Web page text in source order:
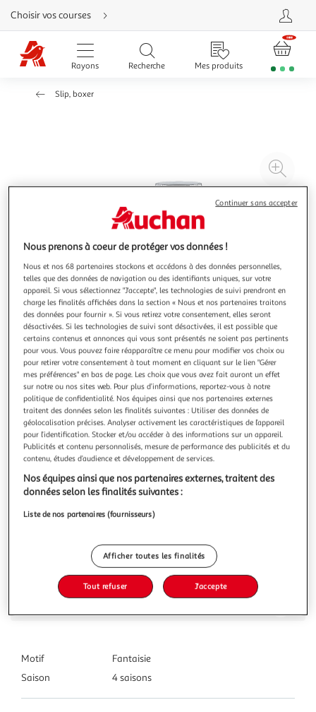
Aller
directement
au
contenu
Aller
directement
Aller
besoin
Choisir vos courses
Rayons Recherche Mes produits
Slip, boxer
à
Illustration
précédente
Illustration
suivante
FREEGUN
Lot de 4 boxers enfant Aop Fun
Nos boxers Freegun Garçon Imprimé Imprimé sont conçus à
base de 92% Polyester 8% Élasthanne / Doublure 100%
Coton pour un maintien optimal, une liberté de
mouvement inégalable avec l'élasticité proposé dans le
tissu du sous-vêtement et un confort en toute circonstance
grâce à la douceur du tissu mic
En savoir +
Afficher le prix
Motif
Fantaisie
Saison
4 saisons
Nous prenons à coeur de protéger vos données !
Nous et nos 68 partenaires stockons et accédons à des données personnelles,
telles que des données de navigation ou des identifiants uniques, sur votre
appareil. Si vous sélectionnez "J'accepte", les technologies de suivi prendront en
charge les finalités affichées dans la section « Nous et nos partenaires traitons
des données pour fournir ». Si vous retirez votre consentement, elles seront
désactivées. Si les technologies de suivi sont désactivées, il est possible que
certains contenus et annonces qui vous sont présentés ne soient pas pertinents
pour vous. Vous pouvez faire réapparaître ce menu pour modifier vos choix ou
pour retirer votre consentement à tout moment en cliquant sur le lien "Gérer
mes préférences" en bas de page. Les choix que vous avez fait auront un effet
sur notre ou nos sites web. Pour plus d’informations, reportez-vous à notre
politique de confidentialité. Nos équipes ainsi que nos partenaires externes
traitent des données selon les finalités suivantes : Utiliser des données de
géolocalisation précises. Analyser activement les caractéristiques de l’appareil
pour l’identification. Stocker et/ou accéder à des informations sur un appareil.
Publicités et contenu personnalisés, mesure de performance des publicités et du
contenu, études d’audience et développement de services.
Nos équipes ainsi que nos partenaires externes, traitent des
données selon les finalités suivantes :
Liste de nos partenaires (fournisseurs)
Afficher toutes les finalités
Tout refuser J'accepte
Continuer sans accepter